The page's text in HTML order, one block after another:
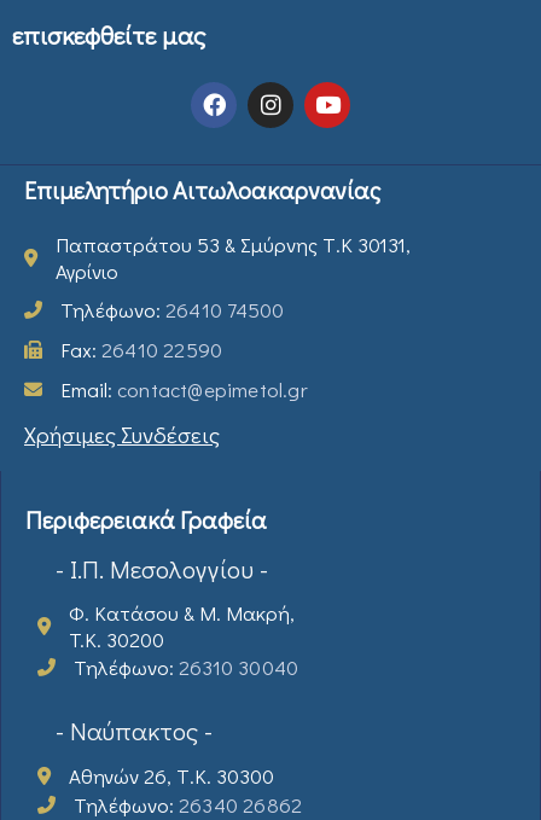
επισκεφθείτε μας
Επιμελητήριο Αιτωλοακαρνανίας
Παπαστράτου 53 & Σμύρνης Τ.Κ 30131,
Αγρίνιο
Τηλέφωνο: 26410 74500
Fax: 26410 22590
Email: contact@epimetol.gr
Χρήσιμες Συνδέσεις
Περιφερειακά Γραφεία
- Ι.Π. Μεσολογγίου -
Φ. Κατάσου & Μ. Μακρή,
T.K. 30200
Τηλέφωνο: 26310 30040
- Ναύπακτος -
Αθηνών 26, Τ.Κ. 30300
Τηλέφωνο: 26340 26862